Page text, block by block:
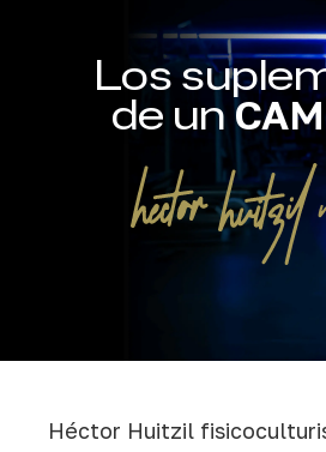
Los
de un
Héctor Huitzil